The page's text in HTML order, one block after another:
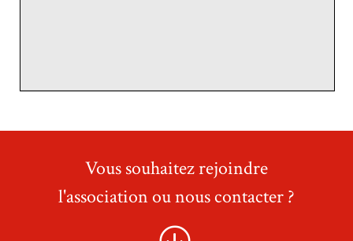
Vous souhaitez rejoindre
l'association ou nous contacter ?